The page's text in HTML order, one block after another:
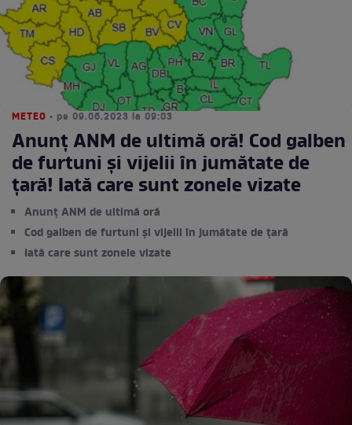
METEO • pe 09.06.2023 la 09:03
Anunț ANM de ultimă oră! Cod galben
de furtuni și vijelii în jumătate de
țară! Iată care sunt zonele vizate
Anunț ANM de ultimă oră
Cod galben de furtuni și vijelii în jumătate de țară
Iată care sunt zonele vizate